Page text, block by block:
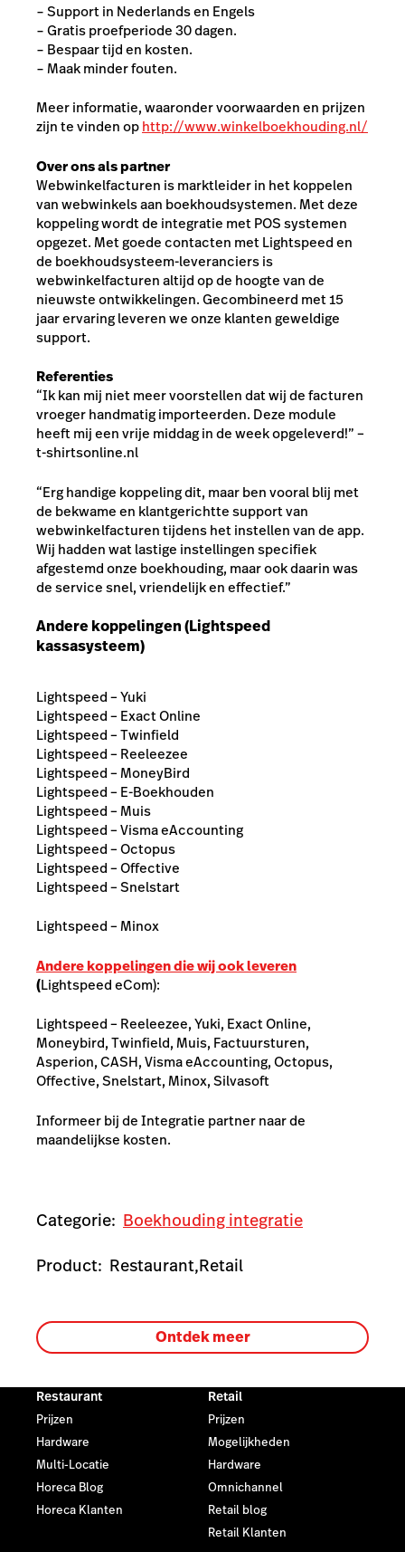
− Support in Nederlands en Engels
− Gratis proefperiode 30 dagen.
− Bespaar tijd en kosten.
− Maak minder fouten.
Meer informatie, waaronder voorwaarden en prijzen
zijn te vinden ophttp://www.winkelboekhouding.nl/
Over ons als partner
Webwinkelfacturen is marktleider in het koppelen
van webwinkels aan boekhoudsystemen. Met deze
koppeling wordt de integratie met POS systemen
opgezet. Met goede contacten met Lightspeed en
de boekhoudsysteem-leveranciers is
webwinkelfacturen altijd op de hoogte van de
nieuwste ontwikkelingen. Gecombineerd met 15
jaar ervaring leveren we onze klanten geweldige
support.
Referenties
“Ik kan mij niet meer voorstellen dat wij de facturen
vroeger handmatig importeerden. Deze module
heeft mij een vrije middag in de week opgeleverd!”–
t-shirtsonline.nl
“Erg handige koppeling dit, maar ben vooral blij met
de bekwame en klantgerichtte support van
webwinkelfacturen tijdens het instellen van de app.
Wij hadden wat lastige instellingen specifiek
afgestemd onze boekhouding, maar ook daarin was
de service snel, vriendelijk en effectief.”
Andere koppelingen (Lightspeed
kassasysteem)
Lightspeed – Yuki
Lightspeed – Exact Online
Lightspeed – Twinfield
Lightspeed – Reeleezee
Lightspeed – MoneyBird
Lightspeed – E-Boekhouden
Lightspeed – Muis
Lightspeed – Visma eAccounting
Lightspeed – Octopus
Lightspeed – Offective
Lightspeed – Snelstart
Lightspeed – Minox
Andere koppelingen die wij ook leveren
(Lightspeed eCom):
Lightspeed – Reeleezee, Yuki, Exact Online,
Moneybird, Twinfield, Muis, Factuursturen,
Asperion, CASH, Visma eAccounting, Octopus,
Offective, Snelstart, Minox, Silvasoft
Informeer bij de Integratie partner naar de
maandelijkse kosten.
Categorie: Boekhouding integratie
Product: Restaurant,Retail
Ontdek meer
Restaurant
Prijzen
Hardware
Multi-Locatie
Horeca Blog
Horeca Klanten
Retail
Prijzen
Mogelijkheden
Hardware
Omnichannel
Retail blog
Retail Klanten